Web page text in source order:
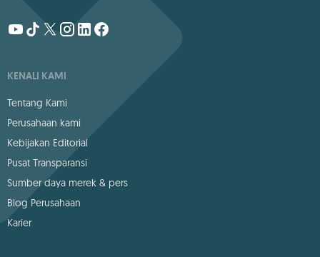
KENALI KAMI
Tentang Kami
Perusahaan kami
Kebijakan Editorial
Pusat Transparansi
Sumber daya merek & pers
Blog Perusahaan
Karier